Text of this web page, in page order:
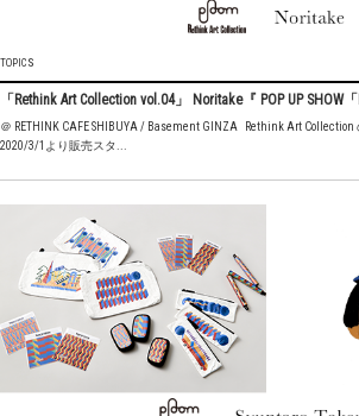
TOPICS
「Rethink Art Collection vol.04」 Noritake『 POP UP SHOW「
＠ RETHINK CAFE SHIBUYA / Basement GINZA Rethink Art
2020/3/1より販売スタ...